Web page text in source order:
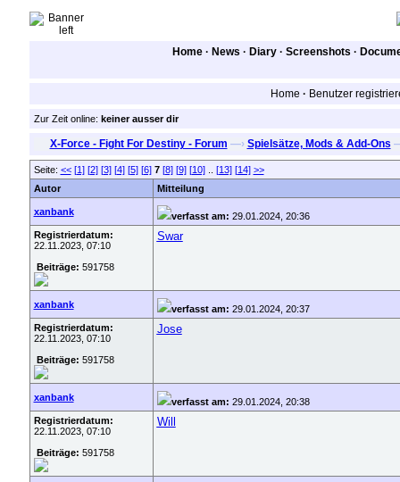
Home · News · Diary · Screenshots ·
Home · Benutzer
Zur Zeit online: keiner ausser dir
X-Force - Fight For Destiny - Forum —› Spielsätze, Mods & Add-Ons
Seite: << [1] [2] [3] [4] [5] [6] 7 [8] [9] [10].. [13] [14] >>
Autor
Mitteilung
xanbank verfasst am: 29.01.2024, 20:36
Registrierdatum:
22.11.2023, 07:10
Beiträge: 591758
Swar
xanbank verfasst am: 29.01.2024, 20:37
Registrierdatum:
22.11.2023, 07:10
Beiträge: 591758
Jose
xanbank verfasst am: 29.01.2024, 20:38
Registrierdatum:
22.11.2023, 07:10
Beiträge: 591758
Will